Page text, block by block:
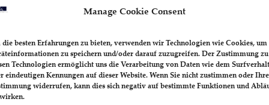
Manage Cookie Consent
die besten Erfahrungen zu bieten, verwenden wir Technologien wie Cookies, um
zu speichern und/oder darauf zuzugreifen. Der Zustimmung zu
Technologien ermöglicht uns die Verarbeitung von Daten wie dem
eindeutigen Kennungen auf dieser Website. Wenn Sie nicht zustimmen oder Ihre
widerrufen, kann dies sich negativ auf bestimmte Funktionen und
0
Premiumapartment im Batumi
View direkt am Schwarzen Meer
robert l. - Oktober 31, 2023 0